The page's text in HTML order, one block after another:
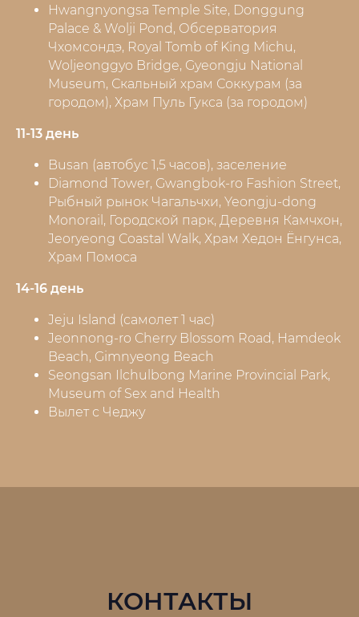
Hwangnyongsa Temple Site, Donggung
Palace & Wolji Pond, Обсерватория
Чхомсондэ, Royal Tomb of King Michu,
Woljeonggyo Bridge, Gyeongju National
Museum, Скальный храм Соккурам (за
городом), Храм Пуль Гукса (за городом)
11-13 день
Busan (автобус 1,5 часов), заселение
Diamond Tower, Gwangbok-ro Fashion Street,
Рыбный рынок Чагальчхи, Yeongju-dong
Monorail, Городской парк, Деревня Камчхон,
Jeoryeong Coastal Walk, Храм Хедон Ёнгунса,
Храм Помоса
14-16 день
Jeju Island (самолет 1 час)
Jeonnong-ro Cherry Blossom Road, Hamdeok
Beach, Gimnyeong Beach
Seongsan Ilchulbong Marine Provincial Park,
Museum of Sex and Health
Вылет с Чеджу
КОНТАКТЫ